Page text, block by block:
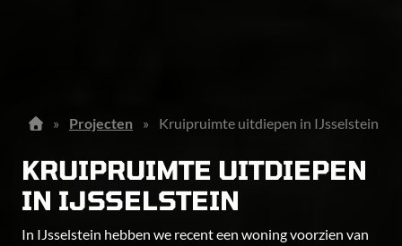
» Projecten » Kruipruimte uitdiepen in IJsselstein
KRUIPRUIMTE UITDIEPEN
IN IJSSELSTEIN
In IJsselstein hebben we recent een woning voorzien van